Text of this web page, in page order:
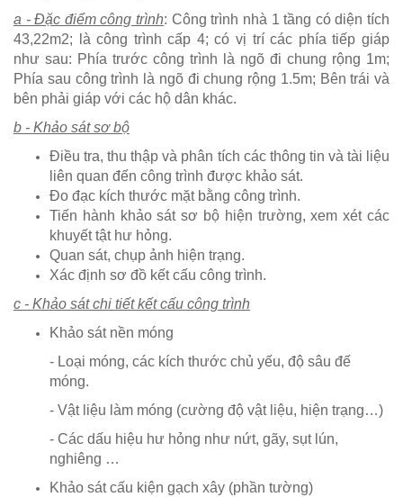
a - Đặc điểm công trình: Công trình nhà 1 tầng có diện tích
43,22m2; là công trình cấp 4; có vị trí các phía tiếp giáp
như sau: Phía trước công trình là ngõ đi chung rộng 1m;
Phía sau công trình là ngõ đi chung rộng 1.5m; Bên trái và
bên phải giáp với các hộ dân khác.
b - Khảo sát sơ bộ
Điều tra, thu thập và phân tích các thông tin và tài liệu
liên quan đến công trình được khảo sát.
Đo đạc kích thước mặt bằng công trình.
Tiến hành khảo sát sơ bộ hiện trường, xem xét các
khuyết tật hư hỏng.
Quan sát, chụp ảnh hiện trạng.
Xác định sơ đồ kết cấu công trình.
c - Khảo sát chi tiết kết cấu công trình
Khảo sát nền móng
- Loại móng, các kích thước chủ yếu, độ sâu đế
móng.
- Vật liệu làm móng (cường độ vật liệu, hiện trạng…)
- Các dấu hiệu hư hỏng như nứt, gãy, sụt lún,
nghiêng …
Khảo sát cấu kiện gạch xây (phần tường)